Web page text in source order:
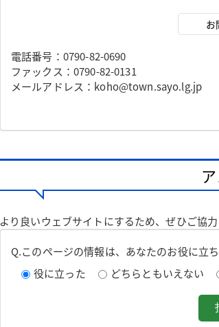
お
電話番号：0790-82-0690
ファックス：0790-82-0131
メールアドレス：koho@town.sayo.lg.jp
より良いウェブサイトにするため、ぜひご協力
Q.このページの情報は、あなたのお役に立
役に立った
どちらともいえない